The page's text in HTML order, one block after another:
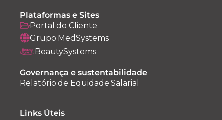
Plataformas e Sites
Portal do Cliente
Grupo MedSystems
BeautySystems
Governança e sustentabilidade
Relatório de Equidade Salarial
Links Úteis